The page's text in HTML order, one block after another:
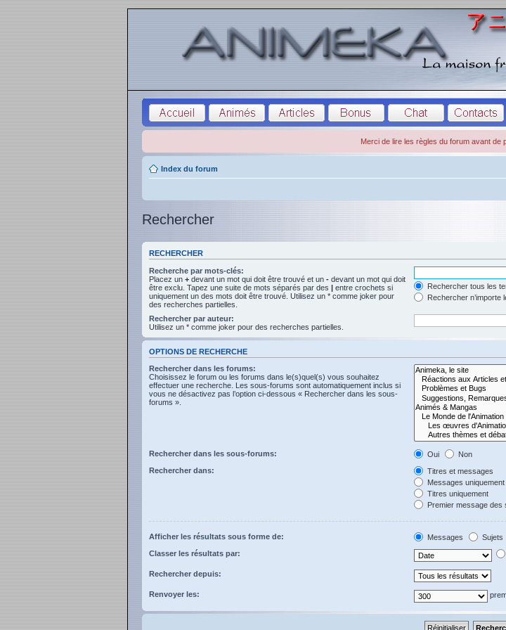
Merci de lire les règles du forum avant de
Index du forum
Rechercher
RECHERCHER
Recherche par mots-clés:
Placez un + devant un mot qui doit être trouvé et un - devant un mot qui doit
être exclu. Tapez une suite de mots séparés par des | entre crochets si
uniquement un des mots doit être trouvé. Utilisez un * comme joker pour
des recherches partielles.
Rechercher tous les
Rechercher n’importe
Rechercher par auteur:
Utilisez un * comme joker pour des recherches partielles.
OPTIONS DE RECHERCHE
Rechercher dans les forums:
Choisissez le forum ou les forums dans le(s)quel(s) vous souhaitez
effectuer une recherche. Les sous-forums sont automatiquement inclus si
vous ne désactivez pas l’option ci-dessous « Rechercher dans les sous-
forums ».
Rechercher dans les sous-forums: Oui
Non
Rechercher dans:
Titres et messages
Messages uniquement
Titres uniquement
Premier message des
Afficher les résultats sous forme de: Messages
Sujets
Classer les résultats par:
Rechercher depuis:
Renvoyer les: